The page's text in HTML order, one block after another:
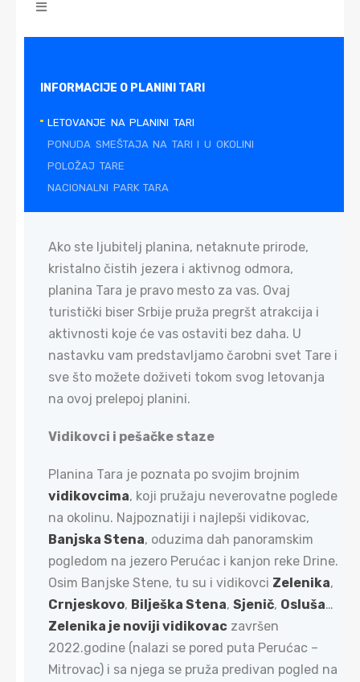
INFORMACIJE O PLANINI TARI
LETOVANJE NA PLANINI TARI
PONUDA SMEŠTAJA NA TARI I U OKOLINI
POLOŽAJ TARE
NACIONALNI PARK TARA
Ako ste ljubitelj planina, netaknute prirode,
kristalno čistih jezera i aktivnog odmora,
planina Tara je pravo mesto za vas. Ovaj
turistički biser Srbije pruža pregršt atrakcija i
aktivnosti koje će vas ostaviti bez daha. U
nastavku vam predstavljamo čarobni svet Tare i
sve što možete doživeti tokom svog letovanja
na ovoj prelepoj planini.
Vidikovci i pešačke staze​
Planina Tara je poznata po svojim brojnim
vidikovcima, koji pružaju neverovatne poglede
na okolinu. Najpoznatiji i najlepši vidikovac,
Banjska Stena, oduzima dah panoramskim
pogledom na jezero Perućac i kanjon reke Drine.
Osim Banjske Stene, tu su i vidikovci Zelenika,
Crnjeskovo, Bilješka Stena, Sjenič, Osluša…
Zelenika je noviji vidikovac završen
2022.godine (nalazi se pored puta Perućac –
Mitrovac) i sa njega se pruža predivan pogled na